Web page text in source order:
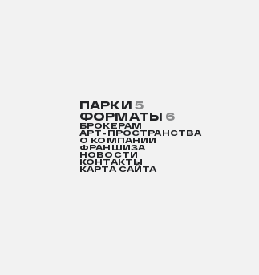
ПАРКИ 5
ФОРМАТЫ 6
БРОКЕРАМ
АРТ-ПРОСТРАНСТВА
О КОМПАНИИ
ФРАНШИЗА
НОВОСТИ
КОНТАКТЫ
КАРТА САЙТА